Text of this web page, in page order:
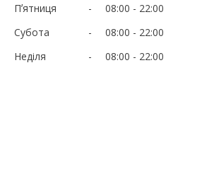
Пʼятниця
08:00
22:00
Субота
08:00
22:00
Неділя
08:00 22:00